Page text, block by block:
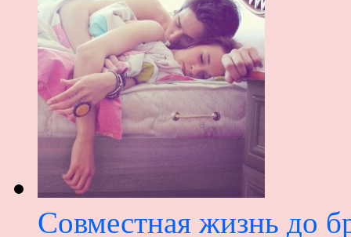
Совместная жизнь до